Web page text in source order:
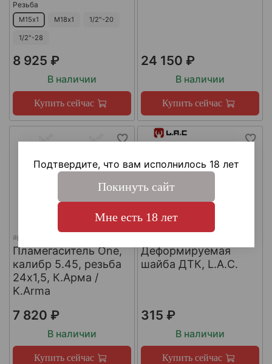
Резьба
М15х1 М18х1 1/2"-20
1/2"-28
8 925 ₽
В наличии
Купить сейчас
24 150 ₽
В наличии
Купить сейчас
арт.
Пламегаситель One,
калибр 5.45, резьба
24х1,5, К.Арма /
K.Arma
7 820 ₽
В наличии
Купить сейчас
Деформируемая
шайба ДТК, L.A.C.
315 ₽
В наличии
Купить сейчас
Подтвердите, что вам исполнилось 18 лет
Покинуть сайт
Мне есть 18 лет